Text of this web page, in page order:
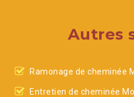
Autres
Ramonage de cheminée
Entretien de cheminée